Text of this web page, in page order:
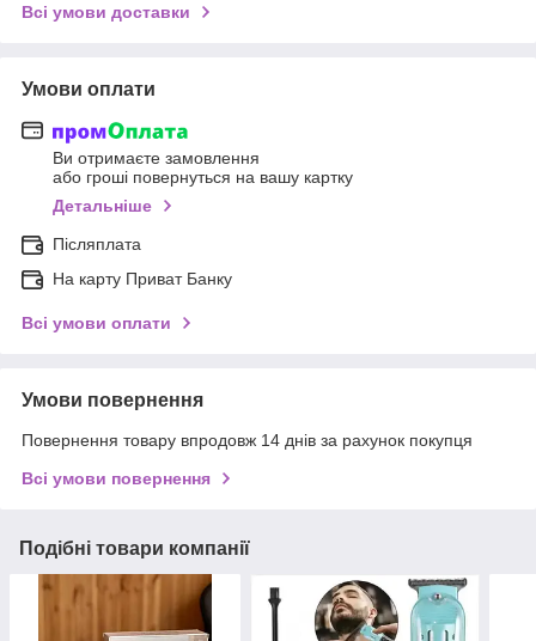
Всі умови доставки
Умови оплати
Ви отримаєте замовлення
або гроші повернуться на вашу картку
Детальніше
Післяплата
На карту Приват Банку
Всі умови оплати
Умови повернення
Повернення товару впродовж 14 днів за рахунок покупця
Всі умови повернення
Подібні товари компанії